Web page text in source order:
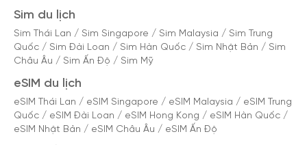
Sim du lịch
Sim Thái Lan / Sim Singapore / Sim Malaysia / Sim Trung
Quốc / Sim Đài Loan / Sim Hàn Quốc / Sim Nhật Bản / Sim
Châu Âu / Sim Ấn Độ / Sim Mỹ
eSIM du lịch
eSIM Thái Lan / eSIM Singapore / eSIM Malaysia / eSIM Trung
Quốc / eSIM Đài Loan / eSIM Hong Kong / eSIM Hàn Quốc /
eSIM Nhật Bản / eSIM Châu Âu / eSIM Ấn Độ